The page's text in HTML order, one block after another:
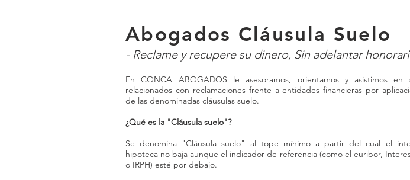
Abogados Cláusula Suelo
- Reclame y recupere su dinero, Sin adelantar
En CONCA ABOGADOS le asesoramos, orientamos y asistimos en
relacionados con reclamaciones frente a entidades financieras por
de las denominadas cláusulas suelo.
¿Qué es la "Cláusula suelo"?
Se denomina "Cláusula suelo" al tope mínimo a partir del cual el
hipoteca no baja aunque el indicador de referencia (como el euribor,
o IRPH) esté por debajo.